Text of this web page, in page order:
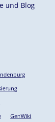
und Blog
GenWiki